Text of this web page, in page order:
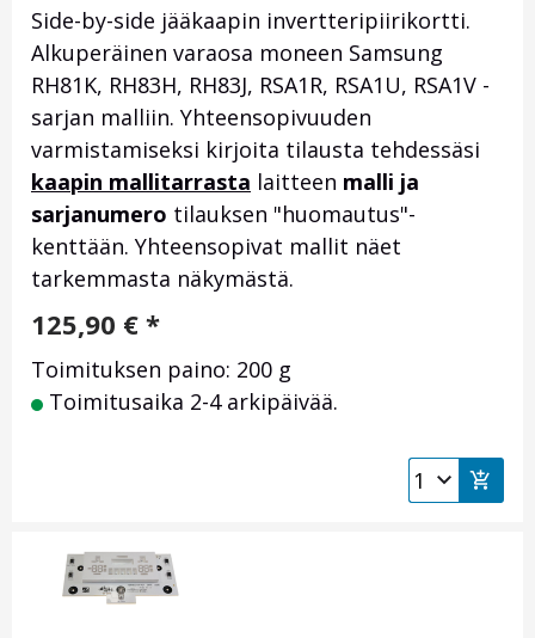
Side-by-side jääkaapin invertteripiirikortti.
Alkuperäinen varaosa moneen Samsung
RH81K, RH83H, RH83J, RSA1R, RSA1U, RSA1V -
sarjan malliin. Yhteensopivuuden
varmistamiseksi kirjoita tilausta tehdessäsi
kaapin mallitarrasta laitteen malli ja
sarjanumero tilauksen "huomautus"-
kenttään. Yhteensopivat mallit näet
tarkemmasta näkymästä.
125,90 € *
Toimituksen paino: 200 g
Toimitusaika 2-4 arkipäivää.